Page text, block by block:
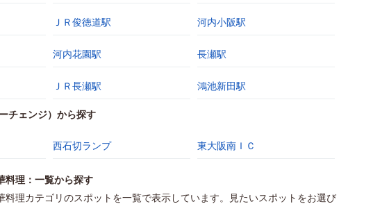
ＪＲ俊徳道駅 河内小阪駅
河内花園駅 長瀬駅
ＪＲ長瀬駅 鴻池新田駅
チェンジ）から探す
西石切ランプ 東大阪南ＩＣ
料理：一覧から探す
料理カテゴリのスポットを一覧で表示しています。見たいスポットをお選び